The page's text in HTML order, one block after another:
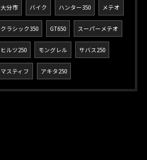
大分市 バイク ハンター350 メテオ
クラシック350 GT650 スーパーメテオ
ヒルツ250 モングレル サバス250
マスティフ アキタ250